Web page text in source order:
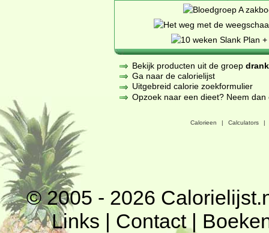
Bekijk producten uit de groep
Ga naar de calorielijst
Uitgebreid calorie zoekformulier
Opzoek naar een dieet? Neem
Calorieen | Calculators |
© 2005 - 2026
Links | Contact|